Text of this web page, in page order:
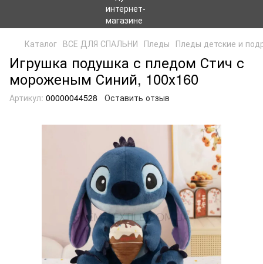
Каталог ВСЕ ДЛЯ СПАЛЬНИ Пледы Пледы детские и
Игрушка подушка с пледом Стич с
мороженым Синий, 100х160
Артикул: 00000044528 Оставить отзыв